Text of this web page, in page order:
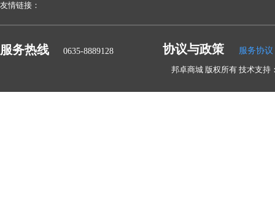
友情链接：
服务热线 0635-8889128 协议与政策 服务协议
邦卓商城 版权所有 技术支持